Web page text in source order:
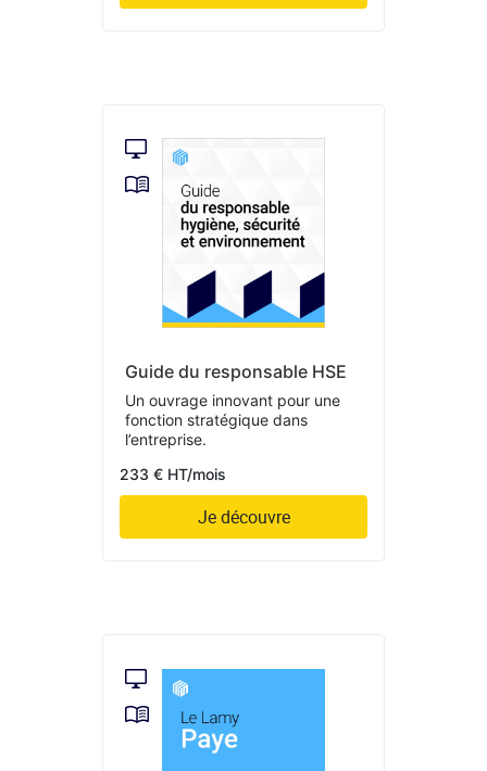
Guide du responsable HSE
Un ouvrage innovant pour une
fonction stratégique dans
l’entreprise.
233 € HT/mois
Je découvre